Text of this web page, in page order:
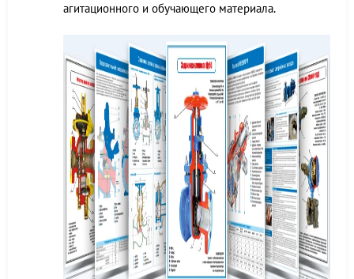
агитационного и обучающего материала.